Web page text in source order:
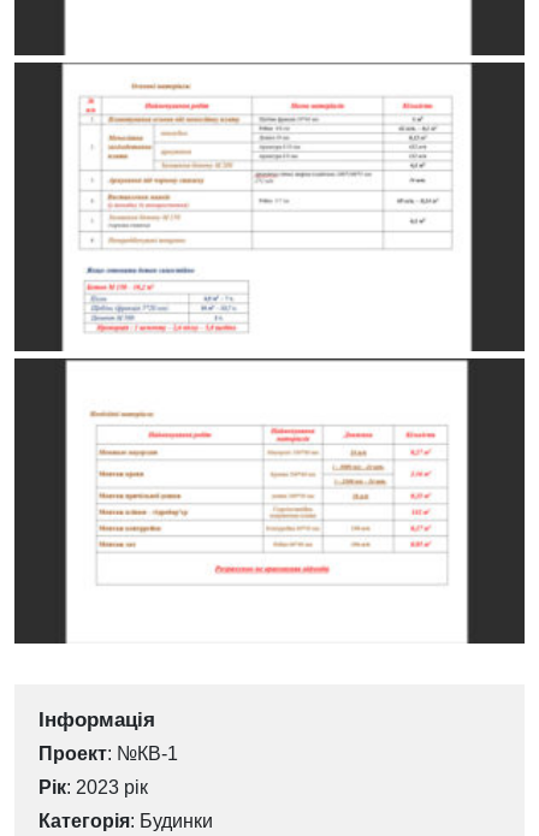
Інформація
Проект: №КВ-1
Рік: 2023 рік
Категорія: Будинки